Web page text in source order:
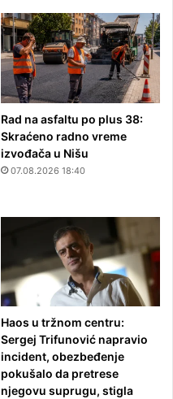
Rad na asfaltu po plus 38:
Skraćeno radno vreme
izvođača u Nišu
07.08.2026 18:40
Haos u tržnom centru:
Sergej Trifunović napravio
incident, obezbeđenje
pokušalo da pretrese
njegovu suprugu, stigla